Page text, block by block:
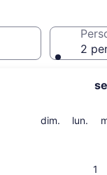
dim. dimanche
lun.
1
2